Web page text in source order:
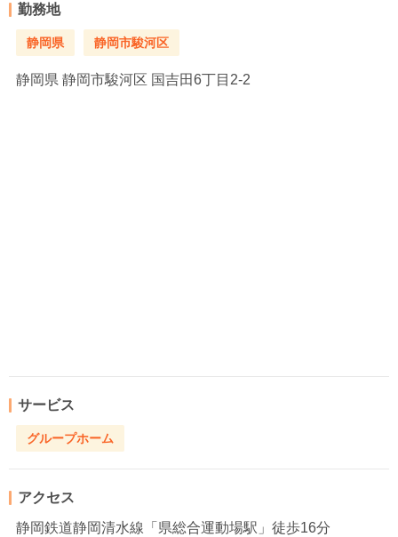
勤務地
静岡県 静岡市駿河区
静岡県 静岡市駿河区 国吉田6丁目2-2
サービス
グループホーム
アクセス
静岡鉄道静岡清水線「県総合運動場駅」徒歩16分